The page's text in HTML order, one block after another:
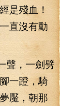
是殘血！
直沒有動
，一劍劈
一蹬，騎
魘，朝那